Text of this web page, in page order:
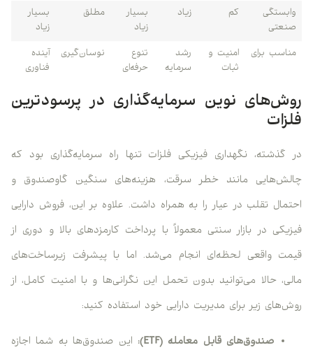
وابستگی
صنعتی
کم زیاد
بسیار
زیاد
مطلق
بسیار
زیاد
مناسب برای
امنیت و
ثبات
رشد
سرمایه
تنوع
حرفه‌ای
نوسان‌گیری
آینده
فناوری
روش‌های نوین سرمایه‌گذاری در پرسودترین
فلزات
در گذشته، نگهداری فیزیکی فلزات تنها راه سرمایه‌گذاری بود که
چالش‌هایی مانند خطر سرقت، هزینه‌های سنگین گاوصندوق و
احتمال تقلب در عیار را به همراه داشت. علاوه بر این، فروش دارایی
فیزیکی در بازار سنتی معمولاً با پرداخت کارمزدهای بالا و دوری از
قیمت واقعی لحظه‌ای انجام می‌شد. اما با پیشرفت زیرساخت‌های
مالی، حالا می‌توانید بدون تحمل این نگرانی‌ها و با امنیت کامل، از
روش‌های زیر برای مدیریت دارایی خود استفاده کنید:
صندوق‌های قابل معامله (ETF):
این صندوق‌ها به شما اجازه